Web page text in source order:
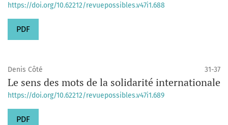
https://doi.org/10.62212/revuepossibles.v47i1.688
PDF
Denis Côté 31-37
Le sens des mots de la solidarité internationale
https://doi.org/10.62212/revuepossibles.v47i1.689
PDF